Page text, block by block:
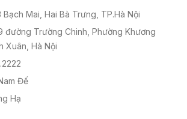
Mai, Hai Bà Trưng, TP.Hà Nội
đường Trường Chinh, Phường Khương
Xuân, Hà Nội
Đế
Hạ